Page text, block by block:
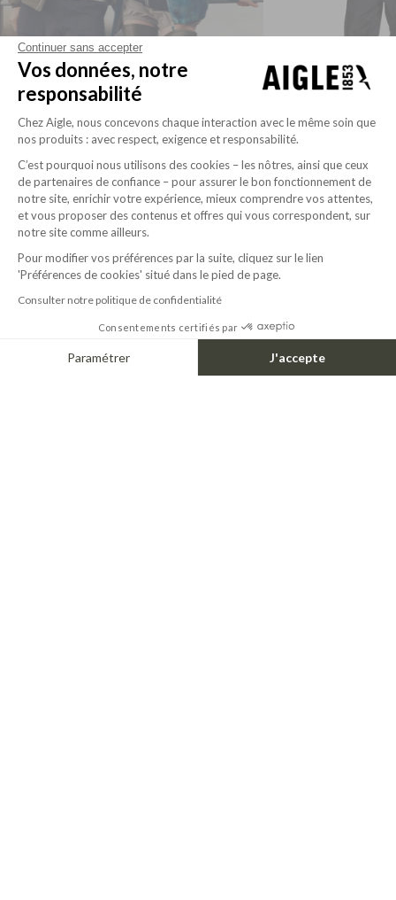
+1
LIFEPROOF
BUILT FOR EVERY TERRAIN, MADE FOR EVERYDAY FREEDOM
A signature born from terrain & elevation.
A single gesture, traced by the ridge of a mountain.
in nature, designed to endure, it embodies a life built to rise above.
Continuer sans accepter
Vos données, notre
responsabilité
Chez Aigle, nous concevons chaque interaction avec le même soin que
nos produits : avec respect, exigence et responsabilité.
C’est pourquoi nous utilisons des cookies – les nôtres, ainsi que ceux
de partenaires de confiance – pour assurer le bon fonctionnement de
notre site, enrichir votre expérience, mieux comprendre vos attentes,
et vous proposer des contenus et offres qui vous correspondent, sur
notre site comme ailleurs.
Pour modifier vos préférences par la suite, cliquez sur le lien
'Préférences de cookies' situé dans le pied de page.
Consulter notre politique de confidentialité
Consentements certifiés par
Paramétrer J'accepte